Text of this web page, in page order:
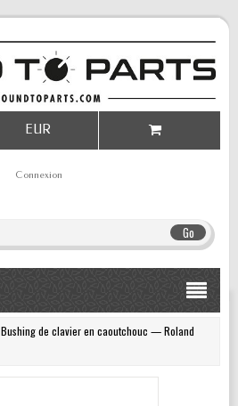
Go
Connexion
EUR
Bushing de clavier en caoutchouc — Roland